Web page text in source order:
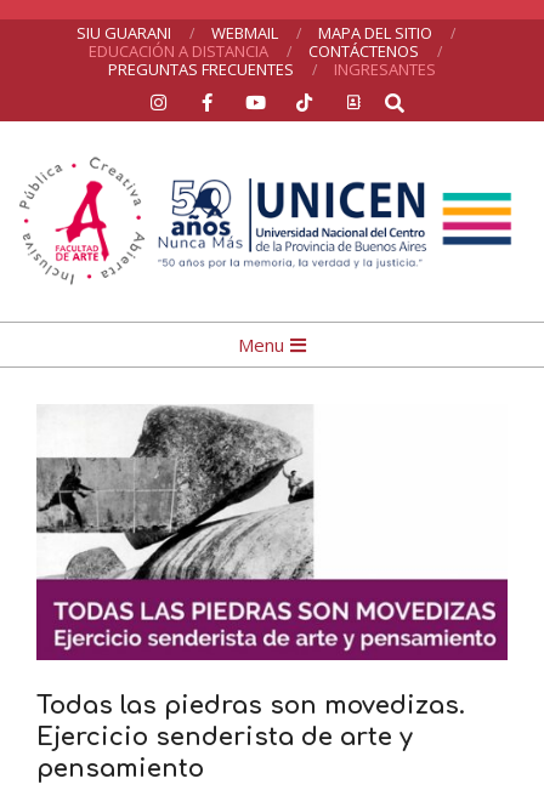
SIU GUARANI WEBMAIL
MAPA DEL SITIO
EDUCACIÓN A DISTANCIA
CONTÁCTENOS
PREGUNTAS FRECUENTES
INGRESANTES
Search
UNICEN
Navigation
Menu
Todas las piedras son movedizas.
Ejercicio senderista de arte y
pensamiento